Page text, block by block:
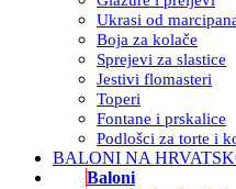
Ukrasi od
Boja za kolače
Sprejevi za slastice
Jestivi flomasteri
Toperi
Fontane i prskalice
Podlošci za torte i
BALONI NA
Baloni